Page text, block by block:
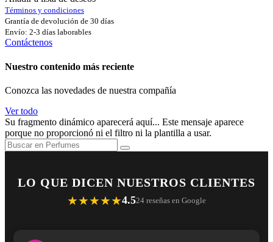
Términos y condiciones
Grantía de devolución de 30 días
Envío: 2-3 días laborables
Contáctenos
Nuestro contenido más reciente
Conozca las novedades de nuestra compañía
Ver todo
Su fragmento dinámico aparecerá aquí... Este mensaje aparece
porque no proporcionó ni el filtro ni la plantilla a usar.
LO QUE DICEN NUESTROS CLIENTES
★★★★★4.524 reseñas en Google